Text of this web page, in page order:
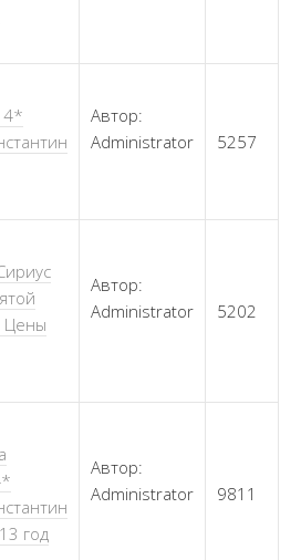
4*
Автор:
Administrator
5257
Цены
Автор:
Administrator
5202
год
Автор:
Administrator
9811